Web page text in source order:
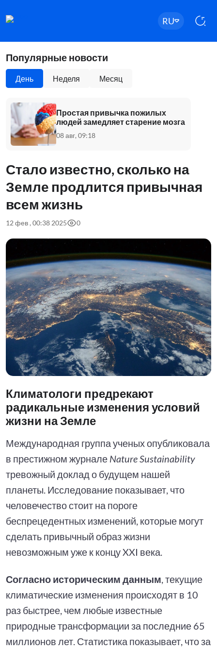
RU
Популярные новости
День Неделя Месяц
Простая привычка пожилых
людей замедляет старение мозга
08 авг, 09:18
Стало известно, сколько на
Земле продлится привычная
всем жизнь
12 фев , 00:38 2025 0
Климатологи предрекают
радикальные изменения условий
жизни на Земле
Международная группа ученых опубликовала
в престижном журнале Nature Sustainability
тревожный доклад о будущем нашей
планеты. Исследование показывает, что
человечество стоит на пороге
беспрецедентных изменений, которые могут
сделать привычный образ жизни
невозможным уже к концу XXI века.
Согласно историческим данным , текущие
климатические изменения происходят в 10
раз быстрее, чем любые известные
природные трансформации за последние 65
миллионов лет. Статистика показывает, что за